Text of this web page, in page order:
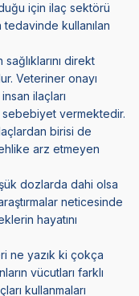
için ilaç sektörü
tedavinde kullanılan
direkt
Veteriner onayı
ilaçları
vermektedir.
birisi de
arz etmeyen
dozlarda dahi olsa
neticesinde
hayatını
ne yazık ki çokça
vücutları farklı
kullanmaları